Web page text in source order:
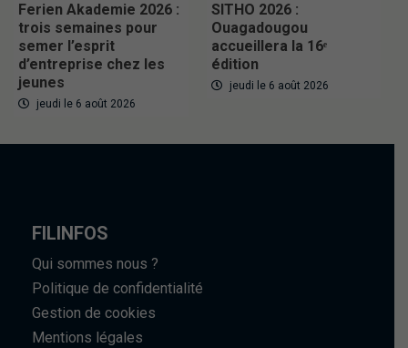
Ferien Akademie 2026 :
trois semaines pour
semer l’esprit
d’entreprise chez les
jeunes
jeudi le 6 août 2026
SITHO 2026 :
Ouagadougou
accueillera la 16ᵉ
édition
jeudi le 6 août 2026
FILINFOS
Qui sommes nous ?
Politique de confidentialité
Gestion de cookies
Mentions légales